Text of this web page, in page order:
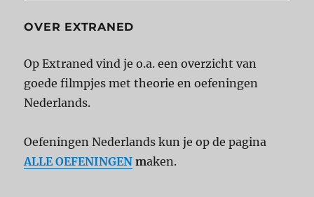
OVER EXTRANED
Op Extraned vind je o.a. een overzicht van
goede filmpjes met theorie en oefeningen
Nederlands.
Oefeningen Nederlands kun je op de pagina
ALLE OEFENINGEN maken.